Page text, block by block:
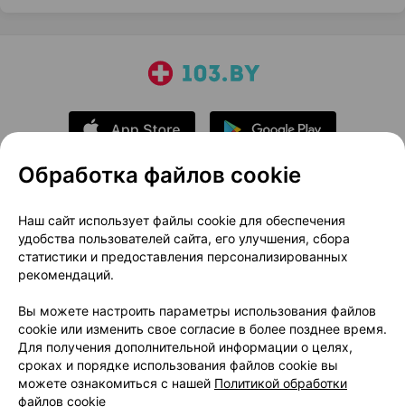
О проекте
Новости проекта
Размещение рекламы
Медицинский маркетинг
Публичный договор
Доставка
Способы оплаты
Вакансии
Партнеры
Написать руководителю 103.by
Написать в поддержку
Персональные настройки Cookie
Обработка файлов cookie
Наш сайт использует файлы cookie для обеспечения
удобства пользователей сайта, его улучшения, сбора
статистики и предоставления персонализированных
рекомендаций.
Вы можете настроить параметры использования файлов
cookie или изменить свое согласие в более позднее время.
Для получения дополнительной информации о целях,
сроках и порядке использования файлов cookie вы
можете ознакомиться с нашей Политикой обработки
файлов cookie